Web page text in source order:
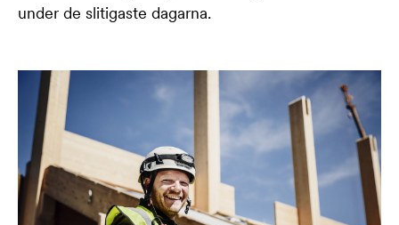
under de slitigaste dagarna.